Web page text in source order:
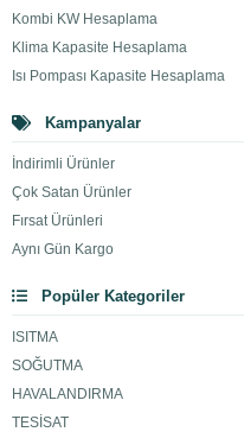
Kombi KW Hesaplama
Klima Kapasite Hesaplama
Isı Pompası Kapasite Hesaplama
Kampanyalar
İndirimli Ürünler
Çok Satan Ürünler
Fırsat Ürünleri
Aynı Gün Kargo
Popüler Kategoriler
ISITMA
SOĞUTMA
HAVALANDIRMA
TESİSAT